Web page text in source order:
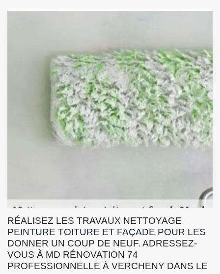
RÉALISEZ LES TRAVAUX NETTOYAGE
PEINTURE TOITURE ET FAÇADE POUR LES
DONNER UN COUP DE NEUF. ADRESSEZ-
VOUS À MD RÉNOVATION 74
PROFESSIONNELLE À VERCHENY DANS LE